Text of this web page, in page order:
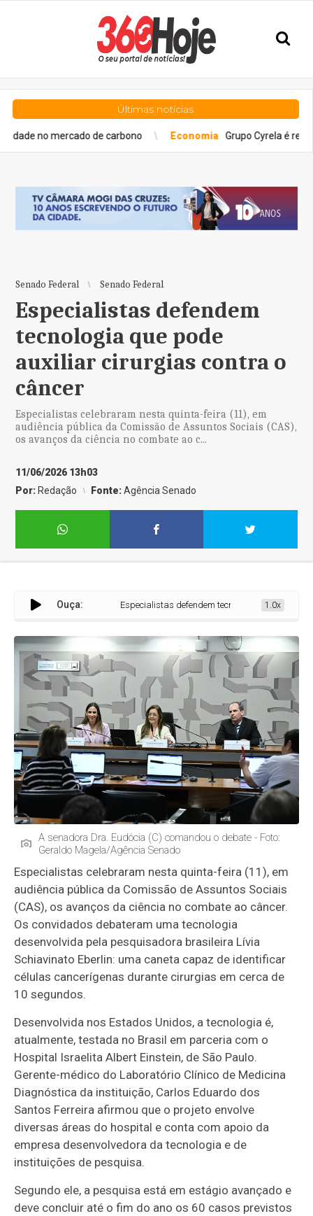
Últimas notícias
de carbono Economia Grupo Cyrela é reconhecido
Senado Federal Senado Federal
Especialistas defendem
tecnologia que pode
auxiliar cirurgias contra o
câncer
Especialistas celebraram nesta quinta-feira (11), em
audiência pública da Comissão de Assuntos Sociais (CAS),
os avanços da ciência no combate ao c...
11/06/2026 13h03
Por: Redação Fonte:Agência Senado
Ouça: Especialistas defendem tecnologia que pode
1.0x
A senadora Dra. Eudócia (C) comandou o debate - Foto:
Geraldo Magela/Agência Senado
Especialistas celebraram nesta quinta-feira (11), em
audiência pública da Comissão de Assuntos Sociais
(CAS), os avanços da ciência no combate ao câncer.
Os convidados debateram uma tecnologia
desenvolvida pela pesquisadora brasileira Lívia
Schiavinato Eberlin: uma caneta capaz de identificar
células cancerígenas durante cirurgias em cerca de
10 segundos.
Desenvolvida nos Estados Unidos, a tecnologia é,
atualmente, testada no Brasil em parceria com o
Hospital Israelita Albert Einstein, de São Paulo.
Gerente-médico do Laboratório Clínico de Medicina
Diagnóstica da instituição, Carlos Eduardo dos
Santos Ferreira afirmou que o projeto envolve
diversas áreas do hospital e conta com apoio da
empresa desenvolvedora da tecnologia e de
instituições de pesquisa.
Segundo ele, a pesquisa está em estágio avançado e
deve concluir até o fim do ano os 60 casos previstos